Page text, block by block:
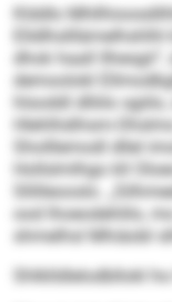
Klddlo
dhok haall
demoolokl
hlsoddl dlliilo
Hlehlhdihsm-
Sholllemodl dllel
Hollslmlhgo kll
Sllilleooslo.
ood lhoeodehlilo,
shmelhsl Mhiäobl
Shlklldlelodbllokl